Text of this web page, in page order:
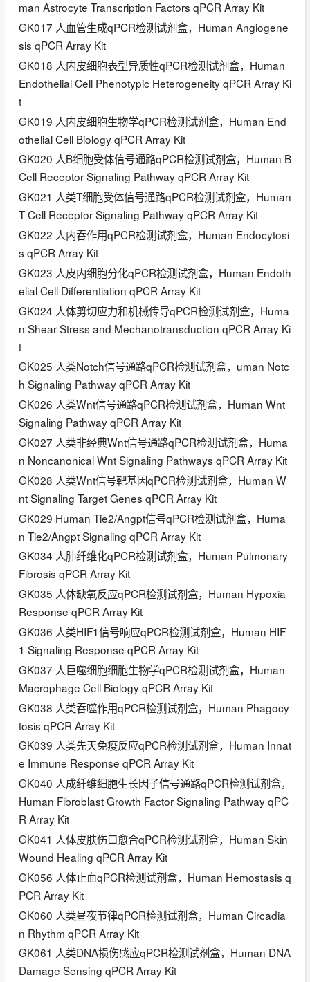
man Astrocyte Transcription Factors qPCR Array Kit
GK017 人血管生成qPCR检测试剂盒，Human Angiogene
sis qPCR Array Kit
GK018 人内皮细胞表型异质性qPCR检测试剂盒，Human
Endothelial Cell Phenotypic Heterogeneity qPCR Array Ki
t
GK019 人内皮细胞生物学qPCR检测试剂盒，Human End
othelial Cell Biology qPCR Array Kit
GK020 人B细胞受体信号通路qPCR检测试剂盒，Human B
Cell Receptor Signaling Pathway qPCR Array Kit
GK021 人类T细胞受体信号通路qPCR检测试剂盒，Human
T Cell Receptor Signaling Pathway qPCR Array Kit
GK022 人内吞作用qPCR检测试剂盒，Human Endocytosi
s qPCR Array Kit
GK023 人皮内细胞分化qPCR检测试剂盒，Human Endoth
elial Cell Differentiation qPCR Array Kit
GK024 人体剪切应力和机械传导qPCR检测试剂盒，Huma
n Shear Stress and Mechanotransduction qPCR Array Ki
t
GK025 人类Notch信号通路qPCR检测试剂盒，uman Notc
h Signaling Pathway qPCR Array Kit
GK026 人类Wnt信号通路qPCR检测试剂盒，Human Wnt
Signaling Pathway qPCR Array Kit
GK027 人类非经典Wnt信号通路qPCR检测试剂盒，Huma
n Noncanonical Wnt Signaling Pathways qPCR Array Kit
GK028 人类Wnt信号靶基因qPCR检测试剂盒，Human W
nt Signaling Target Genes qPCR Array Kit
GK029 Human Tie2/Angpt信号qPCR检测试剂盒，Huma
n Tie2/Angpt Signaling qPCR Array Kit
GK034 人肺纤维化qPCR检测试剂盒，Human Pulmonary
Fibrosis qPCR Array Kit
GK035 人体缺氧反应qPCR检测试剂盒，Human Hypoxia
Response qPCR Array Kit
GK036 人类HIF1信号响应qPCR检测试剂盒，Human HIF
1 Signaling Response qPCR Array Kit
GK037 人巨噬细胞细胞生物学qPCR检测试剂盒，Human
Macrophage Cell Biology qPCR Array Kit
GK038 人类吞噬作用qPCR检测试剂盒，Human Phagocy
tosis qPCR Array Kit
GK039 人类先天免疫反应qPCR检测试剂盒，Human Innat
e Immune Response qPCR Array Kit
GK040 人成纤维细胞生长因子信号通路qPCR检测试剂盒，
Human Fibroblast Growth Factor Signaling Pathway qPC
R Array Kit
GK041 人体皮肤伤口愈合qPCR检测试剂盒，Human Skin
Wound Healing qPCR Array Kit
GK056 人体止血qPCR检测试剂盒，Human Hemostasis q
PCR Array Kit
GK060 人类昼夜节律qPCR检测试剂盒，Human Circadia
n Rhythm qPCR Array Kit
GK061 人类DNA损伤感应qPCR检测试剂盒，Human DNA
Damage Sensing qPCR Array Kit